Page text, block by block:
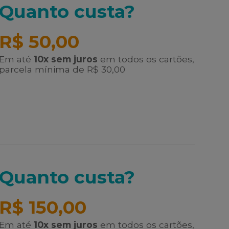
Quanto custa?
R$ 50,00
Em até 10x sem juros em todos os cartões,
parcela mínima de R$ 30,00
Quanto custa?
R$ 150,00
Em até 10x sem juros em todos os cartões,